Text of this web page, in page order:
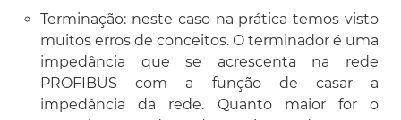
Terminação: neste caso na prática temos visto
muitos erros de conceitos. O terminador é uma
impedância que se acrescenta na rede
PROFIBUS com a função de casar a
impedância da rede. Quanto maior for o